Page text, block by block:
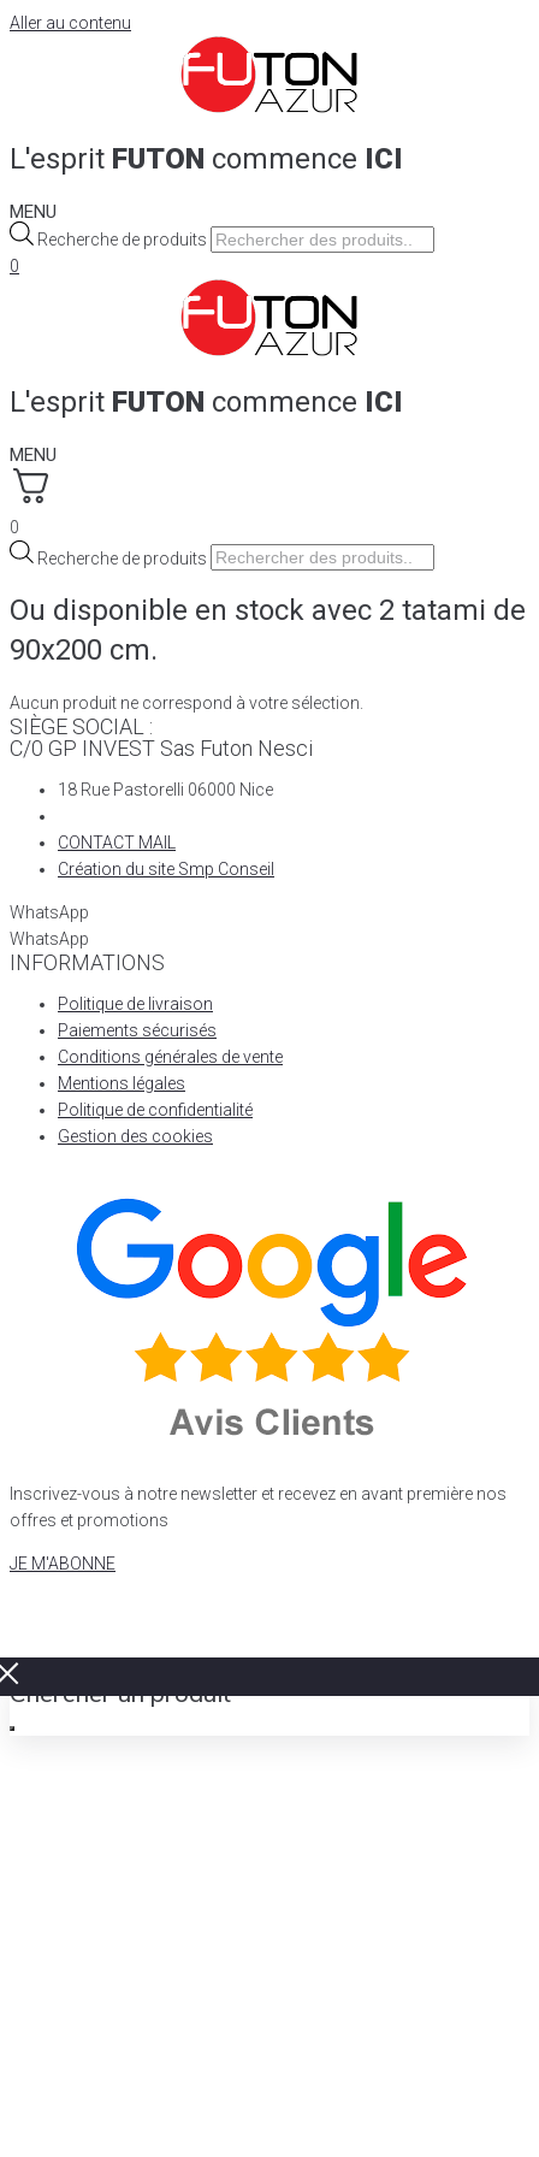
Aller au contenu
L'esprit FUTON commence ICI
MENU
Recherche de produits
0
L'esprit FUTON commence ICI
MENU
0
Recherche de produits
Ou disponible en stock avec 2 tatami de
90x200 cm.
Aucun produit ne correspond à votre sélection.
SIÈGE SOCIAL :
C/0 GP INVEST Sas Futon Nesci
18 Rue Pastorelli 06000 Nice
CONTACT MAIL
Création du site Smp Conseil
WhatsApp
WhatsApp
INFORMATIONS
Politique de livraison
Paiements sécurisés
Conditions générales de vente
Mentions légales
Politique de confidentialité
Gestion des cookies
Inscrivez-vous à notre newsletter et recevez en avant première nos
offres et promotions
JE M'ABONNE